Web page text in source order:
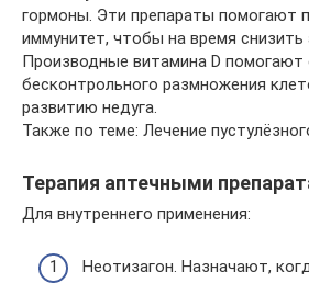
гормоны. Эти препараты помогают
иммунитет, чтобы на время снизить
Производные витамина D помогают
бесконтрольного размножения
развитию недуга.
Также по теме: Лечение
Терапия аптечными
Для внутреннего применения:
Неотизагон. Назначают,